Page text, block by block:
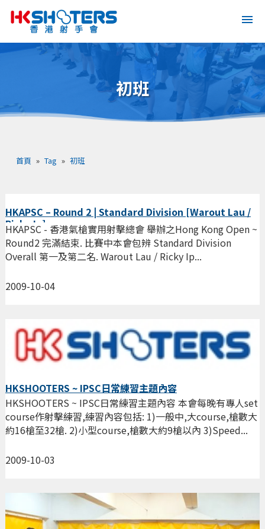
初班
首頁 » Tag » 初班
HKAPSC – Round 2 | Standard Division [Warout Lau /
Ricky Ip]
2009-10-04
HKAPSC - 香港氣槍實用射擊總會 舉辦之Hong Kong Open ~
Round2 完滿結束. 比賽中本會包辨 Standard Division
Overall 第一及第二名. Warout Lau / Ricky Ip...
HKSHOOTERS ~ IPSC日常練習主題內容
2009-10-03
HKSHOOTERS ~ IPSC日常練習主題內容 本會每晚有專人set
course作射擊練習,練習內容包括: 1)一般中,大course,槍數大
約16槍至32槍. 2)小型course,槍數大約9槍以內 3)Speed...